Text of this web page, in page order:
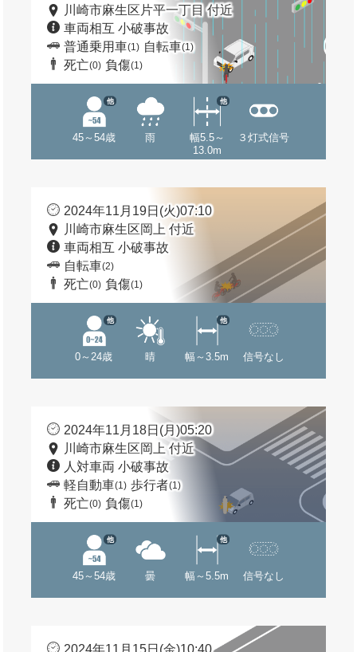
川崎市麻生区片平一丁目 付近
車両相互 小破事故
普通乗用車(1) 自転車(1)
死亡(0) 負傷(1)
45～54歳
他
雨
幅5.5～
13.0m
他
３灯式信号
2024年11月19日(火)07:10
川崎市麻生区岡上 付近
車両相互 小破事故
自転車(2)
死亡(0) 負傷(1)
0～24歳
他
晴 幅～3.5m
他
信号なし
2024年11月18日(月)05:20
川崎市麻生区岡上 付近
人対車両 小破事故
軽自動車(1) 歩行者(1)
死亡(0) 負傷(1)
45～54歳
他
曇 幅～5.5m
他
信号なし